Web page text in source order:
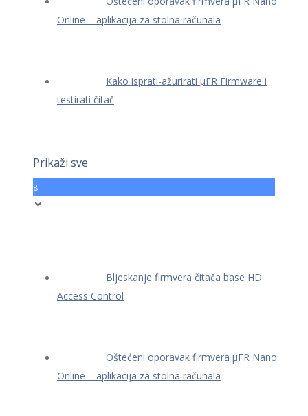
Online – aplikacija za stolna računala
Kako isprati-ažurirati μFR Firmware i
testirati čitač
Prikaži sve
8
Bljeskanje firmvera čitača base HD
Access Control
Oštećeni oporavak firmvera μFR Nano
Online – aplikacija za stolna računala